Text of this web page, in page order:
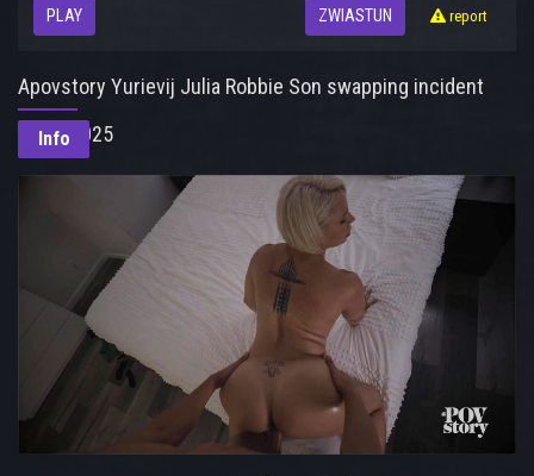
PLAY ZWIASTUN report
Apovstory Yurievij Julia Robbie Son swapping incident
05.08.2025
Info